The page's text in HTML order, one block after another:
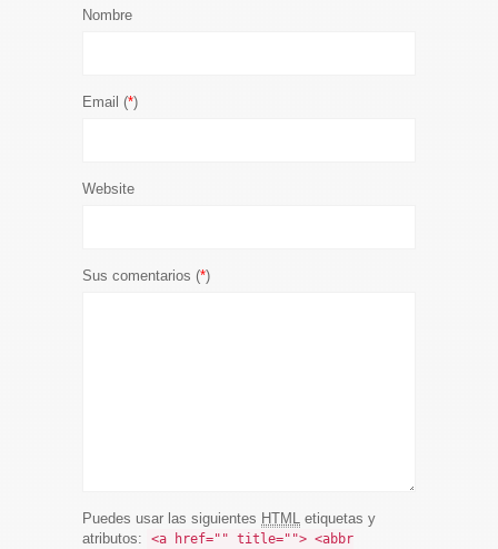
Nombre
Email (*)
Website
Sus comentarios (*)
Puedes usar las siguientes HTML etiquetas y
atributos:
<a href="" title=""> <abbr